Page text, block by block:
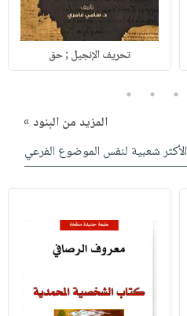
تحريف الإنجيل ; حق
3
4
5
المزيد من البنود »
الأكثر شعبية لنفس الموضوع الفرعي